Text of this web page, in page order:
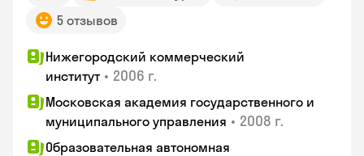
5 отзывов
Нижегородский коммерческий
институт • 2006 г.
Московская академия государственного и
муниципального управления • 2008 г.
Образовательная автономная